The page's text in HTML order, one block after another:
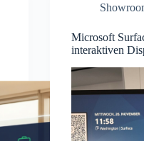
Microsoft
interaktiven